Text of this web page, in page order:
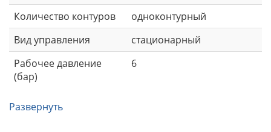
Количество контуров
одноконтурный
Вид управления
стационарный
Рабочее давление
(бар)
6
Развернуть